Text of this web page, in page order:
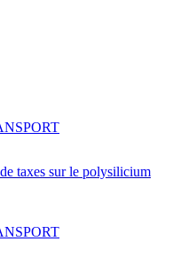
taxes sur le polysilicium